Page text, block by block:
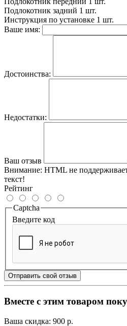
Подлокотник задний 1 шт.
Инструкция по установке 1 шт.
Ваше имя:
Достоинства:
Недостатки:
Ваш отзыв
Внимание: HTML не
текст!
Рейтинг
Captcha
Введите код
Отправить свой отзыв
Вместе с этим товаром
Ваша скидка: 900 р.